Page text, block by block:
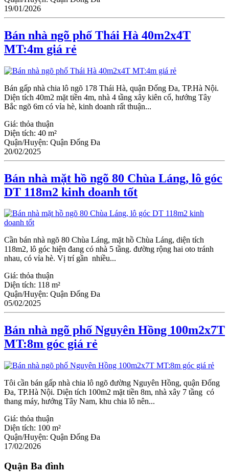
19/01/2026
Bán nhà ngõ phố Thái Hà 40m2x4T
MT:4m giá rẻ
Bán gấp nhà chia lô ngõ 178 Thái Hà, quận Đống Đa, TP.Hà Nội.
Diện tích 40m2 mặt tiền 4m, nhà 4 tầng xây kiên cố, hướng Tây
Bắc ngõ 6m có vỉa hè, kinh doanh rất thuận...
Giá: thỏa thuận
Diện tích: 40 m²
Quận/Huyện: Quận Đống Đa
20/02/2025
Bán nhà mặt hồ ngõ 80 Chùa Láng, lô góc
DT 118m2 kinh doanh tốt
Cần bán nhà ngõ 80 Chùa Láng, mặt hồ Chùa Láng, diện tích
118m2, lô góc hiện đang có nhà 5 tầng. đường rộng hai oto tránh
nhau, có vỉa hè. Vị trí gần nhiều...
Giá: thỏa thuận
Diện tích: 118 m²
Quận/Huyện: Quận Đống Đa
05/02/2025
Bán nhà ngõ phố Nguyên Hồng 100m2x7T
MT:8m góc giá rẻ
Tôi cần bán gấp nhà chia lô ngõ đường Nguyên Hồng, quận Đống
Đa, TP.Hà Nội. Diện tích 100m2 mặt tiền 8m, nhà xây 7 tầng có
thang máy, hướng Tây Nam, khu chia lô nên...
Giá: thỏa thuận
Diện tích: 100 m²
Quận/Huyện: Quận Đống Đa
17/02/2026
Quận Ba đình